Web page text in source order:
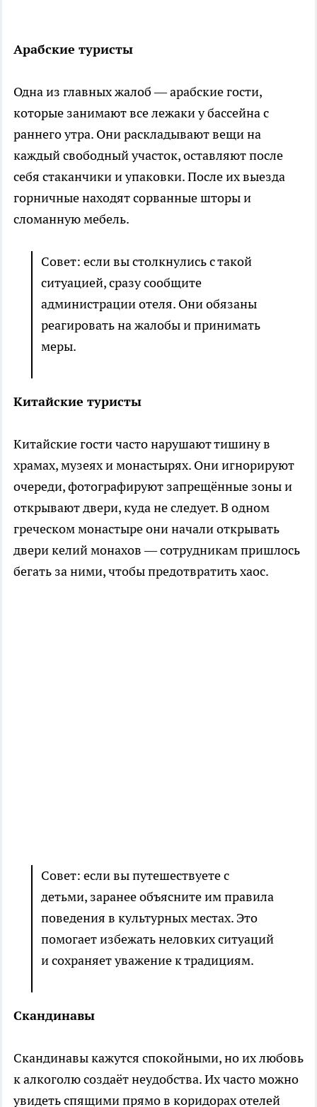
Арабские туристы
Одна из главных жалоб — арабские гости,
которые занимают все лежаки у бассейна с
раннего утра. Они раскладывают вещи на
каждый свободный участок, оставляют после
себя стаканчики и упаковки. После их выезда
горничные находят сорванные шторы и
сломанную мебель.
Совет: если вы столкнулись с такой
ситуацией, сразу сообщите
администрации отеля. Они обязаны
реагировать на жалобы и принимать
меры.
Китайские туристы
Китайские гости часто нарушают тишину в
храмах, музеях и монастырях. Они игнорируют
очереди, фотографируют запрещённые зоны и
открывают двери, куда не следует. В одном
греческом монастыре они начали открывать
двери келий монахов — сотрудникам пришлось
бегать за ними, чтобы предотвратить хаос.
Совет: если вы путешествуете с
детьми, заранее объясните им правила
поведения в культурных местах. Это
помогает избежать неловких ситуаций
и сохраняет уважение к традициям.
Скандинавы
Скандинавы кажутся спокойными, но их любовь
к алкоголю создаёт неудобства. Их часто можно
увидеть спящими прямо в коридорах отелей